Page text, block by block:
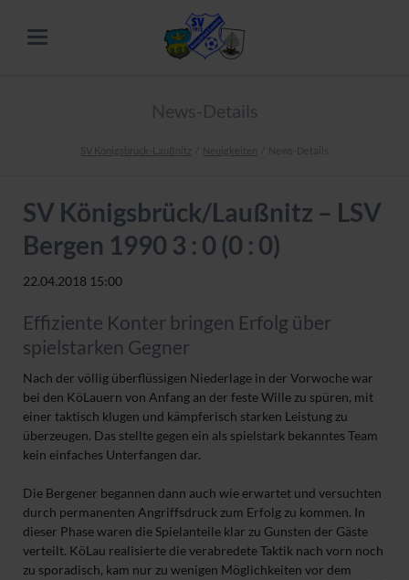
News-Details
SV Königsbrück-Laußnitz Neuigkeiten News-Details
SV Königsbrück/Laußnitz – LSV
Bergen 1990 3 : 0 (0 : 0)
22.04.2018 15:00
Effiziente Konter bringen Erfolg über
spielstarken Gegner
Nach der völlig überflüssigen Niederlage in der Vorwoche war
bei den KöLauern von Anfang an der feste Wille zu spüren, mit
einer taktisch klugen und kämpferisch starken Leistung zu
überzeugen. Das stellte gegen ein als spielstark bekanntes Team
kein einfaches Unterfangen dar.
Die Bergener begannen dann auch wie erwartet und versuchten
durch permanenten Angriffsdruck zum Erfolg zu kommen. In
dieser Phase waren die Spielanteile klar zu Gunsten der Gäste
verteilt. KöLau realisierte die verabredete Taktik nach vorn noch
zu sporadisch, kam nur zu wenigen Möglichkeiten vor dem